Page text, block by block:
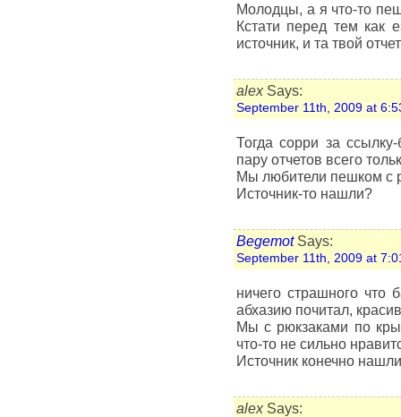
Молодцы, а я что-то
Кстати перед тем как
источник, и та твой
alexSays:
September 11th, 2009 at
Тогда сорри за
пару отчетов всего
Мы любители пешком с
Источник-то нашли?
BegemotSays:
September 11th, 2009 at
ничего страшного что
абхазию почитал,
Мы с рюкзаками по
что-то не сильно
Источник конечно
alexSays: